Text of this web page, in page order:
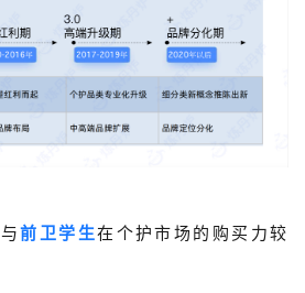
与前卫学生在个护市场的购买力较